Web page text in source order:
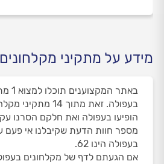
מידע על מתקיני
באתר
בעפולה. זאת מתוך 14
הופיעו בעפולה ואת חלקם הסרנו
מספר חוות הדעת שקיבלנו אי פעם
בעפולה הינו 62.
אם הגעתם לדף של מקלחונים